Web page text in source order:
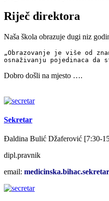
Riječ direktora
Naša škola obrazuje dugi niz
„Obrazovanje je više od
osnaživanju pojedinaca
Dobro došli na mjesto ….
Sekretar
Đaldina Bulić Džaferović [7:30-
dipl.pravnik
email: